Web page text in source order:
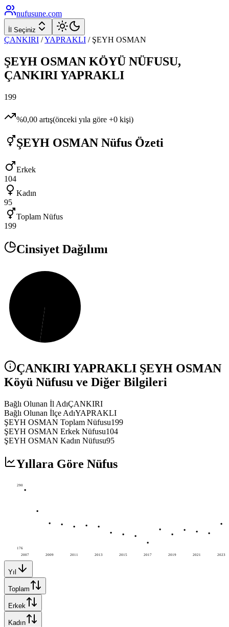
nufusune.com
İl Seçiniz
ÇANKIRI /YAPRAKLI / ŞEYH OSMAN
ŞEYH OSMAN KÖYÜ NÜFUSU,
ÇANKIRIYAPRAKLI
199
%0,00 artış(önceki yıla göre +0 kişi)
ŞEYH OSMAN Nüfus Özeti
Erkek
104
Kadın
95
Toplam Nüfus
199
Cinsiyet Dağılımı
ÇANKIRIYAPRAKLI ŞEYH OSMAN
Köyü Nüfusu ve Diğer Bilgileri
Bağlı Olunan İl AdıÇANKIRI
Bağlı Olunan İlçe AdıYAPRAKLI
ŞEYH OSMAN Toplam Nüfusu199
ŞEYH OSMAN Erkek Nüfusu104
ŞEYH OSMAN Kadın Nüfusu95
Yıllara Göre Nüfus
2007 2009 2011 2013 2015 2017 2019 2021 2023
290
176
Yıl
Toplam
Erkek
Kadın